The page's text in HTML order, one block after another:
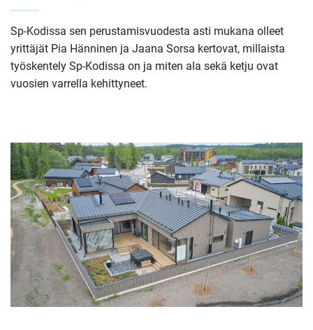
Sp-Kodissa sen perustamisvuodesta asti mukana olleet
yrittäjät Pia Hänninen ja Jaana Sorsa kertovat, millaista
työskentely Sp-Kodissa on ja miten ala sekä ketju ovat
vuosien varrella kehittyneet.